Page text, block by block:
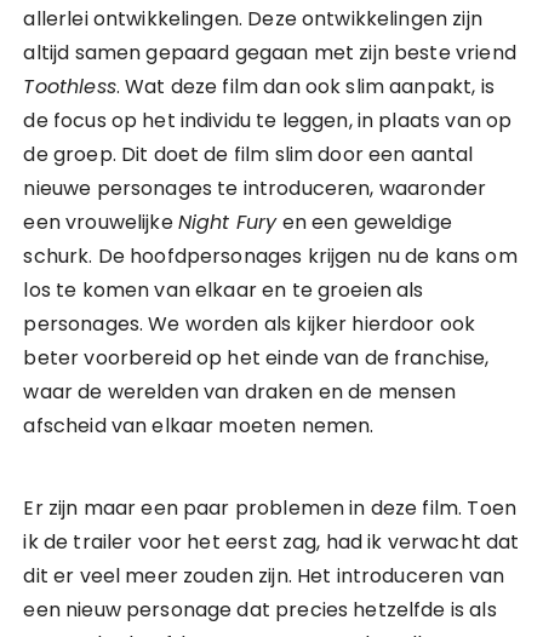
allerlei ontwikkelingen. Deze ontwikkelingen zijn
altijd samen gepaard gegaan met zijn beste vriend
Toothless. Wat deze film dan ook slim aanpakt, is
de focus op het individu te leggen, in plaats van op
de groep. Dit doet de film slim door een aantal
nieuwe personages te introduceren, waaronder
een vrouwelijkeNight Furyen een geweldige
schurk. De hoofdpersonages krijgen nu de kans om
los te komen van elkaar en te groeien als
personages. We worden als kijker hierdoor ook
beter voorbereid op het einde van de franchise,
waar de werelden van draken en de mensen
afscheid van elkaar moeten nemen.
Er zijn maar een paar problemen in deze film. Toen
ik de trailer voor het eerst zag, had ik verwacht dat
dit er veel meer zouden zijn. Het introduceren van
een nieuw personage dat precies hetzelfde is als